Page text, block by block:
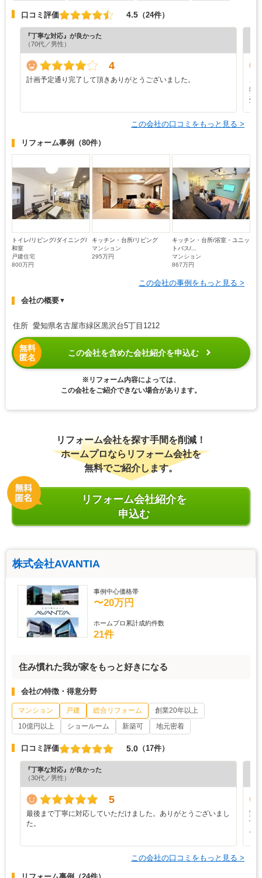
口コミ評価 4.5 （24件）
『丁寧な対応』が良かった
（70代／男性）
4
計画予定通り完了して頂きありがとうございました。
こ
独
受
この会社の口コミをもっと見る >
リフォーム事例 （80件）
トイレ/リビング/ダイニング/
和室
戸建住宅
800万円
キッチン・台所/リビング
マンション
295万円
キッチン・台所/浴室・ユニッ
トバス/...
マンション
867万円
この会社の事例をもっと見る >
会社の概要▼
住所 愛知県名古屋市緑区黒沢台5丁目1212
無料
匿名
この会社を含めた会社紹介を申込む
※リフォーム内容によっては、
この会社をご紹介できない場合があります。
リフォーム会社を探す手間を削減！
ホームプロならリフォーム会社を
無料でご紹介します。
リフォーム会社紹介を
申込む
株式会社AVANTIA
事例中心価格帯
〜20万円
ホームプロ累計成約件数
21件
住み慣れた我が家をもっと好きになる
会社の特徴・得意分野
マンション 戸建 総合リフォーム
創業20年以上
10億円以上
ショールーム 新築可 地元密着
口コミ評価 5.0 （17件）
『丁寧な対応』が良かった
（30代／男性）
5
最後まで丁寧に対応していただけました。ありがとうございまし
た。
室
丁
す
この会社の口コミをもっと見る >